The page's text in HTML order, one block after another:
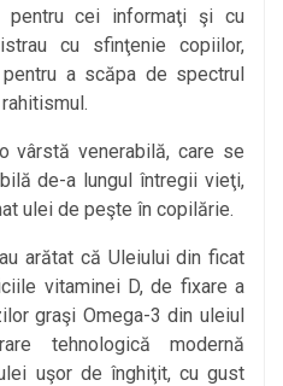
pentru cei informaţi şi cu
cu sfinţenie copiilor,
pentru a scăpa de spectrul
venerabilă, care se
de-a lungul întregii vieţi,
ulei de peşte în copilărie.
arătat că Uleiului din ficat
vitaminei D, de fixare a
graşi Omega-3 din uleiul
tehnologică modernă
uşor de înghiţit, cu gust